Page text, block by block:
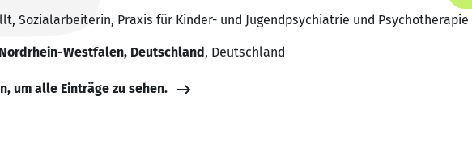
Sozialarbeiterin, Praxis für Kinder- und Jugendpsychiatrie und
Westfalen, Deutschland, Deutschland
um alle Einträge zu sehen.